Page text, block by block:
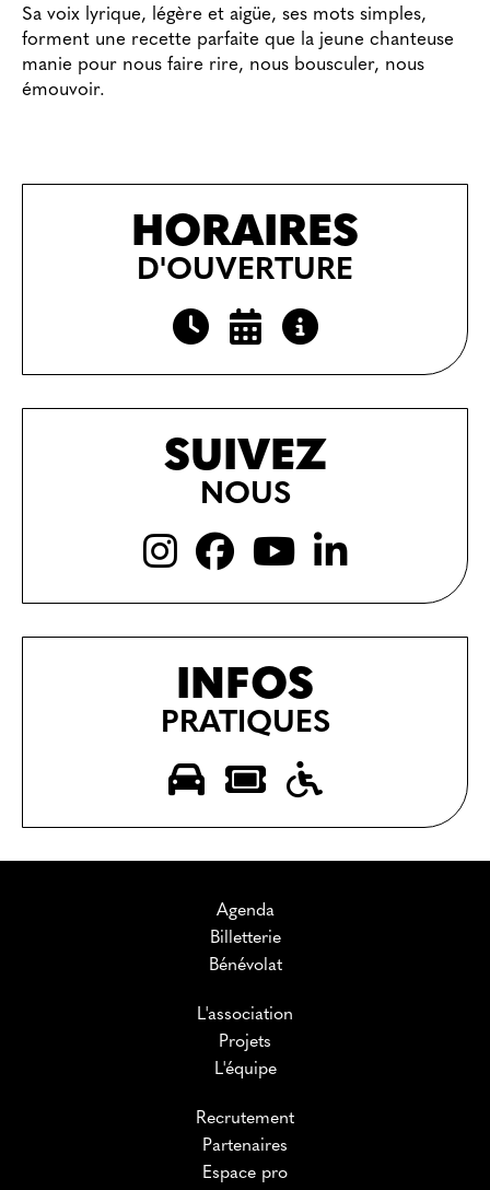
Sa voix lyrique, légère et aigüe, ses mots simples,
forment une recette parfaite que la jeune chanteuse
manie pour nous faire rire, nous bousculer, nous
émouvoir.
HORAIRES
D'OUVERTURE
SUIVEZ
NOUS
INFOS
PRATIQUES
Agenda
Billetterie
Bénévolat
L'association
Projets
L'équipe
Recrutement
Partenaires
Espace pro